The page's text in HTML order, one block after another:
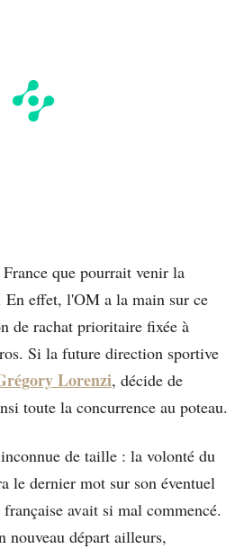
que pourrait venir la
En effet, l'OM a la main sur ce
de rachat prioritaire fixée à
Si la future direction sportive
Lorenzi, décide de
toute la concurrence au poteau.
de taille : la volonté du
le dernier mot sur son éventuel
avait si mal commencé.
nouveau départ ailleurs,